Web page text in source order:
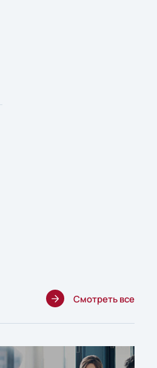
Смотреть все